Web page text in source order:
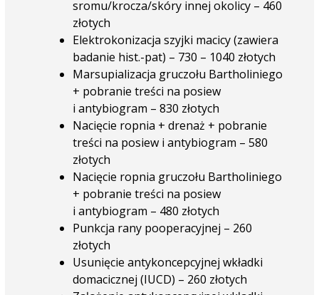
sromu/krocza/skóry innej okolicy – 460
złotych
Elektrokonizacja szyjki macicy (zawiera
badanie hist.-pat) – 730 – 1040 złotych
Marsupializacja gruczołu Bartholiniego
+ pobranie treści na posiew
i antybiogram – 830 złotych
Nacięcie ropnia + drenaż + pobranie
treści na posiew i antybiogram – 580
złotych
Nacięcie ropnia gruczołu Bartholiniego
+ pobranie treści na posiew
i antybiogram – 480 złotych
Punkcja rany pooperacyjnej – 260
złotych
Usunięcie antykoncepcyjnej wkładki
domacicznej (IUCD) – 260 złotych